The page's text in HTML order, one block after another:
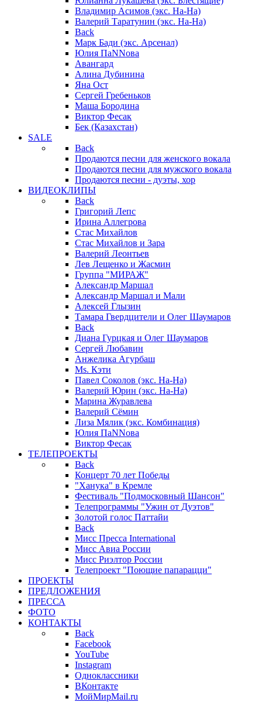
Владимир Асимов (экс. На-На)
Валерий Таратунин (экс. На-На)
Back
Марк Бади (экс. Арсенал)
Юлия ПаNNова
Авангард
Алина Дубинина
Яна Ост
Сергей Гребеньков
Маша Бородина
Виктор Фесак
Бек (Казахстан)
SALE
Back
Продаются песни для женского вокала
Продаются песни для мужского вокала
Продаются песни - дуэты, хор
ВИДЕОКЛИПЫ
Back
Григорий Лепс
Ирина Аллегрова
Стас Михайлов
Стас Михайлов и Зара
Валерий Леонтьев
Лев Лещенко и Жасмин
Группа "МИРАЖ"
Александр Маршал
Александр Маршал и Мали
Алексей Глызин
Тамара Гвердцители и Олег Шаумаров
Back
Диана Гурцкая и Олег Шаумаров
Сергей Любавин
Анжелика Агурбаш
Ms. Кэти
Павел Соколов (экс. На-На)
Валерий Юрин (экс. На-На)
Марина Журавлева
Валерий Сёмин
Лиза Мялик (экс. Комбинация)
Юлия ПаNNова
Виктор Фесак
ТЕЛЕПРОЕКТЫ
Back
Концерт 70 лет Победы
"Ханука" в Кремле
Фестиваль "Подмосковный Шансон"
Телепрограммы "Ужин от Дуэтов"
Золотой голос Паттайи
Back
Мисс Пресса International
Мисс Авиа России
Мисс Риэлтор России
Телепроект "Поющие папарацци"
ПРОЕКТЫ
ПРЕДЛОЖЕНИЯ
ПРЕССА
ФОТО
КОНТАКТЫ
Back
Facebook
YouTube
Instagram
Одноклассники
ВКонтакте
МойМирMail.ru